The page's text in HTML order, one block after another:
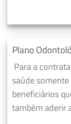
Plano
Para a
saúde
beneficiários
também aderir